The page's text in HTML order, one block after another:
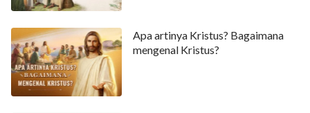
Apa artinya Kristus? Bagaimana
mengenal Kristus?